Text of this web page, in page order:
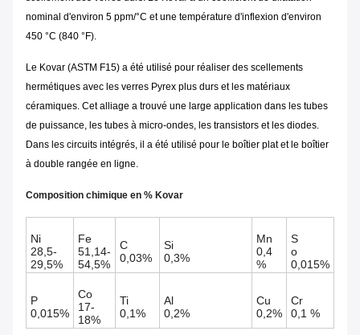
nominal d'environ 5 ppm/°C et une température d'inflexion d'environ
450 °C (840 °F).
Le Kovar (ASTM F15) a été utilisé pour réaliser des scellements
hermétiques avec les verres Pyrex plus durs et les matériaux
céramiques. Cet alliage a trouvé une large application dans les tubes
de puissance, les tubes à micro-ondes, les transistors et les diodes.
Dans les circuits intégrés, il a été utilisé pour le boîtier plat et le boîtier
à double rangée en ligne.
Composition chimique en % Kovar
Ni
28,5-
29,5%
Fe
51,14-
54,5%
C
0,03%
Si
0,3%
Mn
0,4
%
S
o
0,015%
P
0,015%
Co
17-
18%
Ti
0,1%
Al
0,2%
Cu
0,2%
Cr
0,1 %